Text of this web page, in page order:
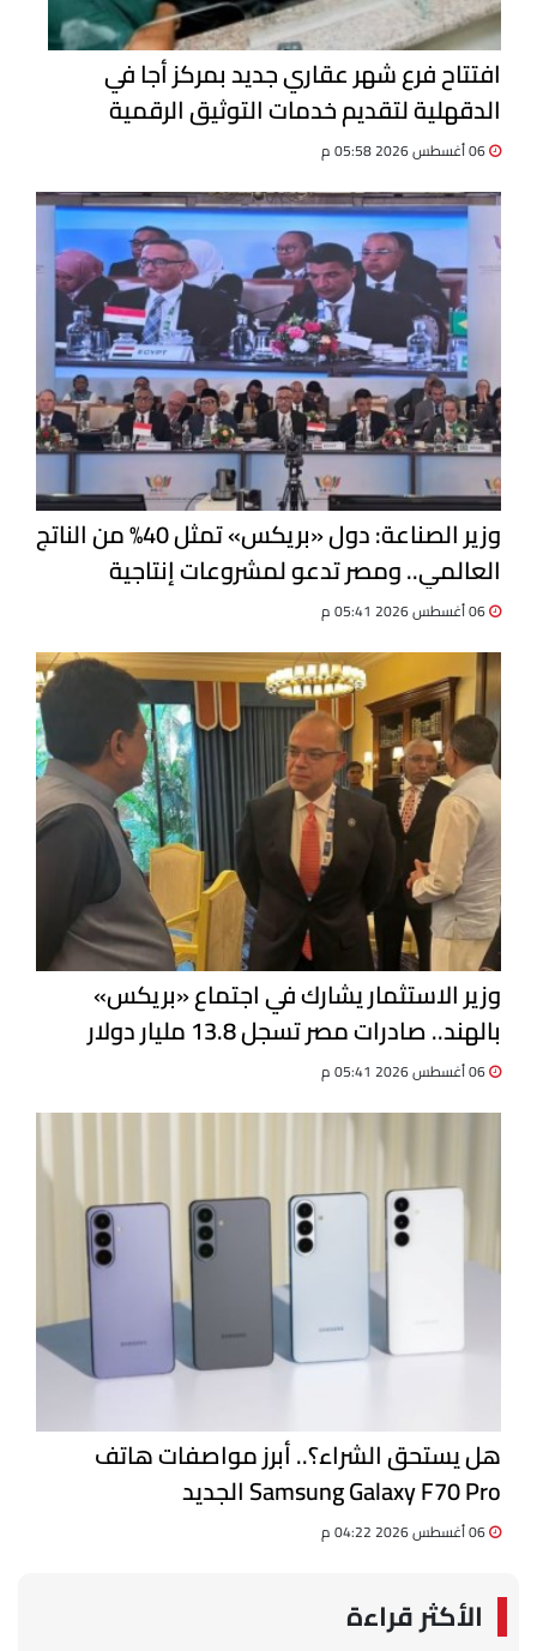
افتتاح فرع شهر عقاري جديد بمركز أجا في
الدقهلية لتقديم خدمات التوثيق الرقمية
وزير الصناعة: دول «بريكس» تمثل 40% من الناتج
العالمي.. ومصر تدعو لمشروعات إنتاجية
مشتركة
وزير الاستثمار يشارك في اجتماع «بريكس»
بالهند.. صادرات مصر تسجل 13.8 مليار دولار
هل يستحق الشراء؟.. أبرز مواصفات هاتف
Samsung Galaxy F70 Pro الجديد
الأكثر قراءة